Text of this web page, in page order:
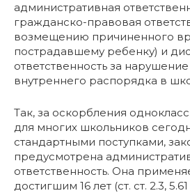
административная
гражданско-правовая
возмещению причиненного
пострадавшему ребенку) и
ответственность за
внутреннего распорядка в
Так, за оскорбления
для многих школьников
стандартными поступками,
предусмотрена
ответственность. Она
достигшим 16 лет (ст. ст. 2.3,